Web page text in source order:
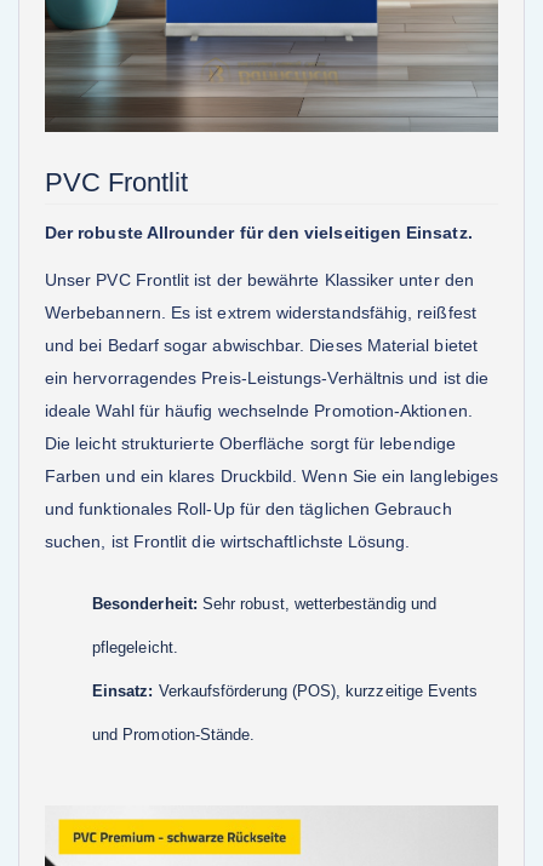
PVC Frontlit
Der robuste Allrounder für den vielseitigen Einsatz.
Unser PVC Frontlit ist der bewährte Klassiker unter den
Werbebannern. Es ist extrem widerstandsfähig, reißfest
und bei Bedarf sogar abwischbar. Dieses Material bietet
ein hervorragendes Preis-Leistungs-Verhältnis und ist die
ideale Wahl für häufig wechselnde Promotion-Aktionen.
Die leicht strukturierte Oberfläche sorgt für lebendige
Farben und ein klares Druckbild. Wenn Sie ein langlebiges
und funktionales Roll-Up für den täglichen Gebrauch
suchen, ist Frontlit die wirtschaftlichste Lösung.
Besonderheit: Sehr robust, wetterbeständig und
pflegeleicht.
Einsatz: Verkaufsförderung (POS), kurzzeitige Events
und Promotion-Stände.